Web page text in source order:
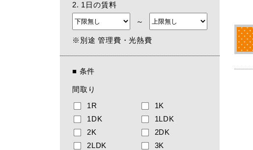
2. 1日の賃料
～
※別途 管理費・光熱費
■ 条件
間取り
1R
1K
1DK
1LDK
2K
2DK
2LDK
3K